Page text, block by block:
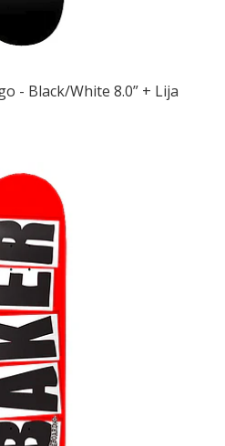
- Black/White 8.0” + Lija